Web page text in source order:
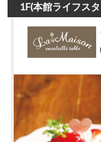
1F(本館ライフス